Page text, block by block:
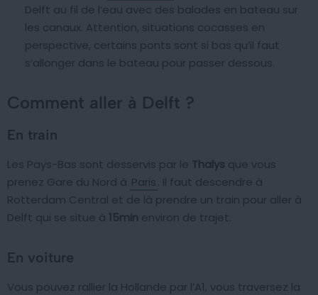
Delft au fil de l’eau avec des balades en bateau sur
les canaux. Attention, situations cocasses en
perspective, certains ponts sont si bas qu’il faut
s’allonger dans le bateau pour passer dessous.
Comment aller à Delft ?
En train
Les Pays-Bas sont desservis par le Thalys que vous
prenez Gare du Nord à Paris . Il faut descendre à
Rotterdam Central et de là prendre un train pour aller à
Delft qui se situe à 15min environ de trajet.
En voiture
Vous pouvez rallier la Hollande par l’A1, vous traversez la